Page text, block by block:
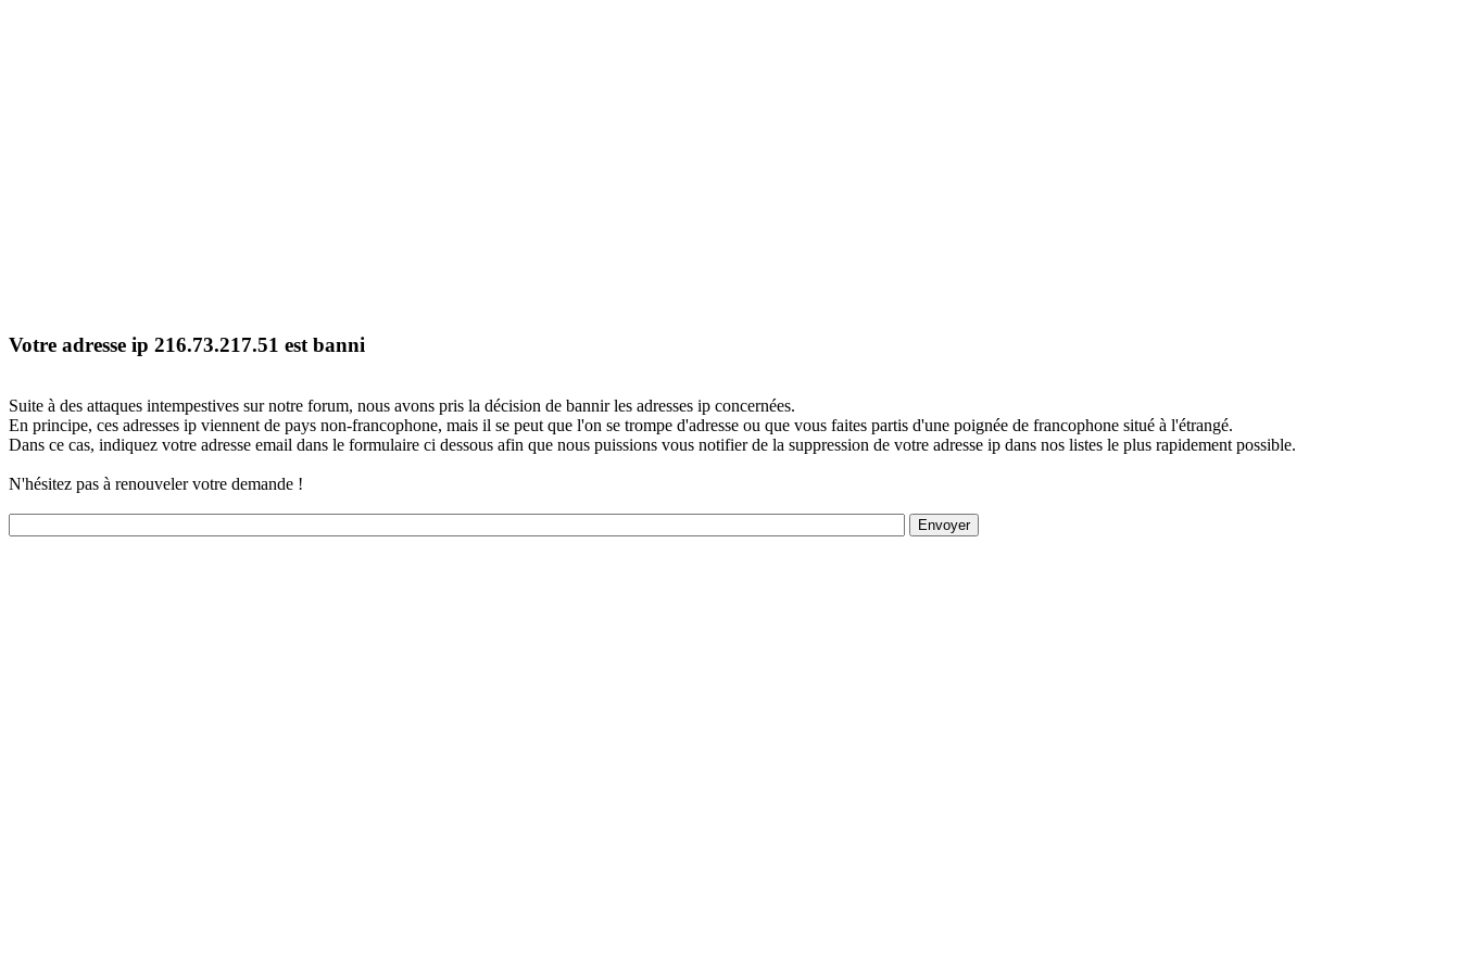
Votre adresse ip 216.73.217.51 est banni
Suite à des attaques intempestives sur notre forum, nous avons pris la décision de bannir les adresses ip concernées.
En principe, ces adresses ip viennent de pays non-francophone, mais il se peut que l'on se trompe d'adresse ou que vous faites partis d'une poignée de francophone situé à l'étrangé.
Dans ce cas, indiquez votre adresse email dans le formulaire ci dessous afin que nous puissions vous notifier de la suppression de votre adresse ip dans nos listes le plus rapidement possible.
N'hésitez pas à renouveler votre demande !